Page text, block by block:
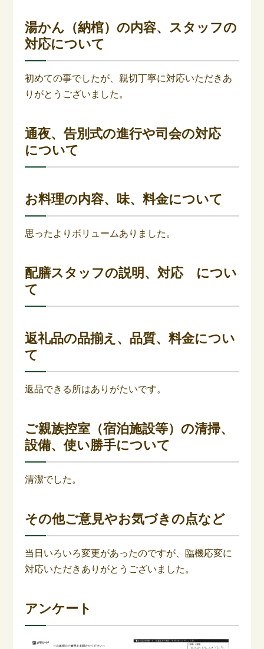
湯かん（納棺）の内容、スタッフの
対応について
初めての事でしたが、親切丁寧に対応いただきあ
りがとうございました。
通夜、告別式の進行や司会の対応
について
お料理の内容、味、料金について
思ったよりボリュームありました。
配膳スタッフの説明、対応 につい
て
返礼品の品揃え、品質、料金につい
て
返品できる所はありがたいです。
ご親族控室（宿泊施設等）の清掃、
設備、使い勝手について
清潔でした。
その他ご意見やお気づきの点など
当日いろいろ変更があったのですが、臨機応変に
対応いただきありがとうございました。
アンケート